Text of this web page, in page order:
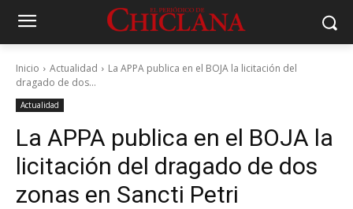
Inicio Actualidad
La APPA publica en el BOJA la licitación del
dragado de dos...
Actualidad
La APPA publica en el BOJA la
licitación del dragado de dos
zonas en Sancti Petri